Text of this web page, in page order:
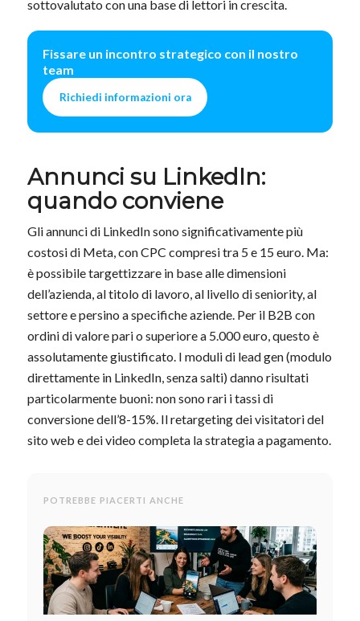
sottovalutato con una base di lettori in crescita.
Fissare un incontro strategico con il nostro
team
Richiedi informazioni ora
Annunci su LinkedIn:
quando conviene
Gli annunci di LinkedIn sono significativamente più
costosi di Meta, con CPC compresi tra 5 e 15 euro. Ma:
è possibile targettizzare in base alle dimensioni
dell’azienda, al titolo di lavoro, al livello di seniority, al
settore e persino a specifiche aziende. Per il B2B con
ordini di valore pari o superiore a 5.000 euro, questo è
assolutamente giustificato. I moduli di lead gen (modulo
direttamente in LinkedIn, senza salti) danno risultati
particolarmente buoni: non sono rari i tassi di
conversione dell’8-15%. Il retargeting dei visitatori del
sito web e dei video completa la strategia a pagamento.
POTREBBE PIACERTI ANCHE